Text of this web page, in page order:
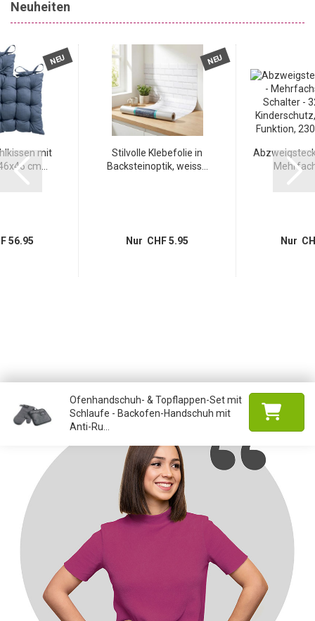
Neuheiten
NEU
mit
cm...
56.95
NEU
Stilvolle Klebefolie in
Backsteinoptik, weiss...
Nur CHF 5.95 Nur
Ofenhandschuh- & Topflappen-Set mit
Schlaufe - Backofen-Handschuh mit
Anti-Ru...